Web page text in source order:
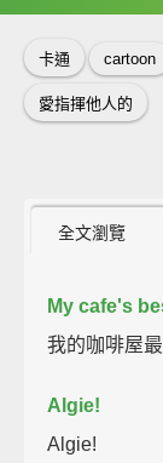
卡通 cartoon
愛指揮他人的
全文瀏覽
My cafe's
我的咖啡屋
Algie!
Algie!